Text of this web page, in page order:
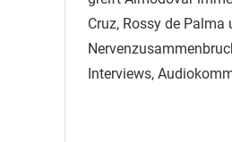
Cruz, Rossy de
Interviews,